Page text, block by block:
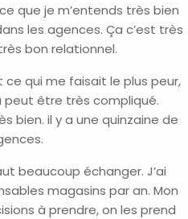
que je m’entends très bien
les agences. Ça c’est très
bon relationnel.
qui me faisait le plus peur,
être très compliqué.
bien. il y a une quinzaine de
beaucoup échanger. J’ai
magasins par an. Mon
à prendre, on les prend